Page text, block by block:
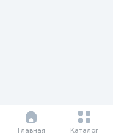
Главная Каталог